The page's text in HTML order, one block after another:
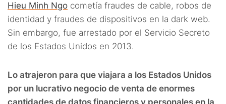
Hieu Minh Ngo cometía fraudes de cable, robos de
identidad y fraudes de dispositivos en la dark web.
Sin embargo, fue arrestado por el Servicio Secreto
de los Estados Unidos en 2013.
Lo atrajeron para que viajara a los Estados Unidos
por un lucrativo negocio de venta de enormes
cantidades de datos financieros y personales en la